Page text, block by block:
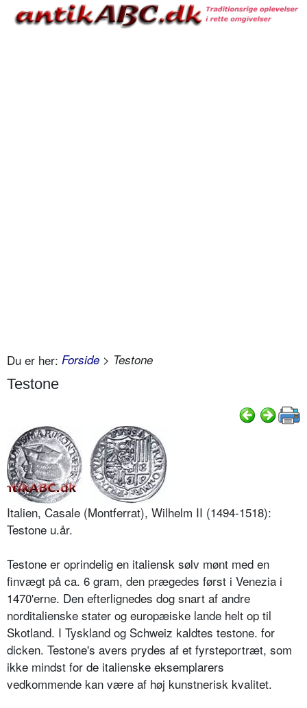
Du er her: Forside > Testone
Testone
Italien, Casale (Montferrat), Wilhelm II (1494-1518):
Testone u.år.
Testone er oprindelig en italiensk sølv mønt med en
finvægt på ca. 6 gram, den prægedes først i Venezia i
1470'erne. Den efterlignedes dog snart af andre
norditalienske stater og europæiske lande helt op til
Skotland. I Tyskland og Schweiz kaldtes testone. for
dicken. Testone's avers prydes af et fyrsteportræt, som
ikke mindst for de italienske eksemplarers
vedkommende kan være af høj kunstnerisk kvalitet.